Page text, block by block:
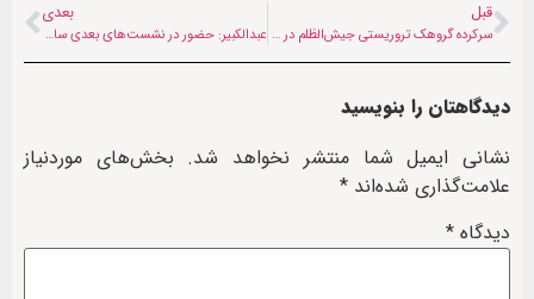
قبل
سرکرده گروهک تروریستی جیش‌الظلم در عمق خاک پاکستان به هلاکت رسید
بعدی
عبدالکبیر: حضور در نشست‌های بعدی سازمان ملل مشروط به تحقق پیش‌شرط‌ها است
دیدگاهتان را بنویسید
نشانی ایمیل شما منتشر نخواهد شد. بخش‌های موردنیاز
علامت‌گذاری شده‌اند *
دیدگاه *